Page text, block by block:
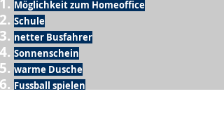
Möglichkeit zum Homeoffice
Schule
netter Busfahrer
Sonnenschein
warme Dusche
Fussball spielen